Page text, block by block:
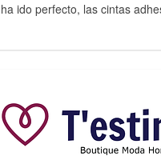
ido perfecto, las cintas